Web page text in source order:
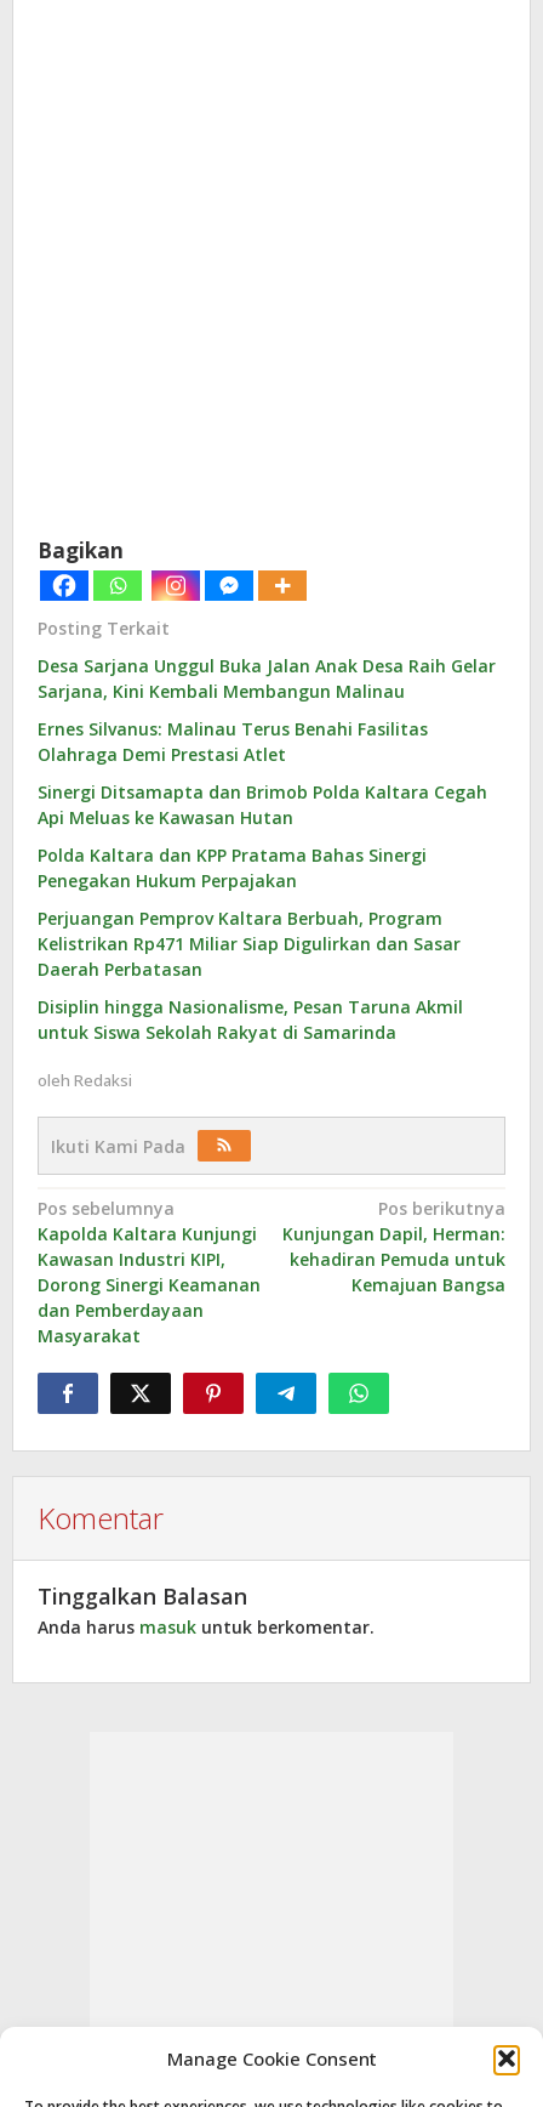
Manage Cookie Consent
Bagikan
Posting Terkait
Desa Sarjana Unggul Buka Jalan Anak Desa Raih Gelar
Sarjana, Kini Kembali Membangun Malinau
Ernes Silvanus: Malinau Terus Benahi Fasilitas
Olahraga Demi Prestasi Atlet
Sinergi Ditsamapta dan Brimob Polda Kaltara Cegah
Api Meluas ke Kawasan Hutan
Polda Kaltara dan KPP Pratama Bahas Sinergi
Penegakan Hukum Perpajakan
Perjuangan Pemprov Kaltara Berbuah, Program
Kelistrikan Rp471 Miliar Siap Digulirkan dan Sasar
Daerah Perbatasan
Disiplin hingga Nasionalisme, Pesan Taruna Akmil
untuk Siswa Sekolah Rakyat di Samarinda
oleh Redaksi
Ikuti Kami Pada
Navigasi
pos
Pos sebelumnya
Kapolda Kaltara Kunjungi
Kawasan Industri KIPI,
Dorong Sinergi Keamanan
dan Pemberdayaan
Masyarakat
Pos berikutnya
Kunjungan Dapil, Herman:
kehadiran Pemuda untuk
Kemajuan Bangsa
Komentar
Tinggalkan Balasan
Anda harus masuk untuk berkomentar.